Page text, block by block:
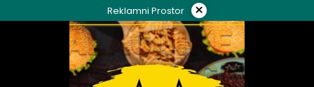
to
Reklamni Prostor ×